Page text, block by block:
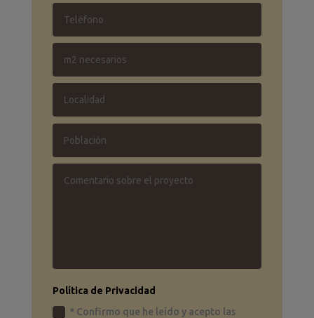
Política de Privacidad
* Confirmo que he leído y acepto las